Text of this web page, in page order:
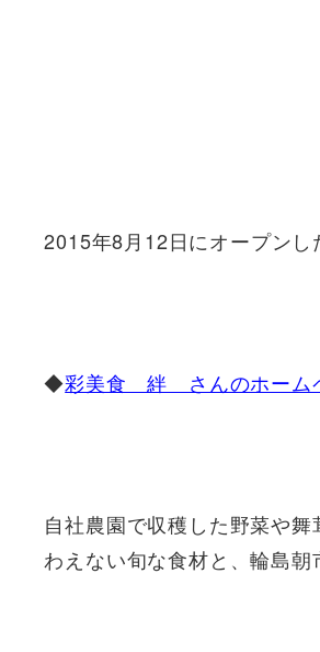
2015年8月12日にオープンし
◆彩美食 絆 さんのホーム
自社農園で収穫した野菜や
わえない旬な食材と、輪島